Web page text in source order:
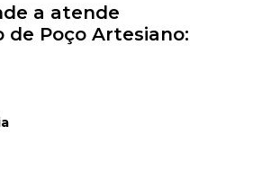
a atende
de Poço Artesiano: